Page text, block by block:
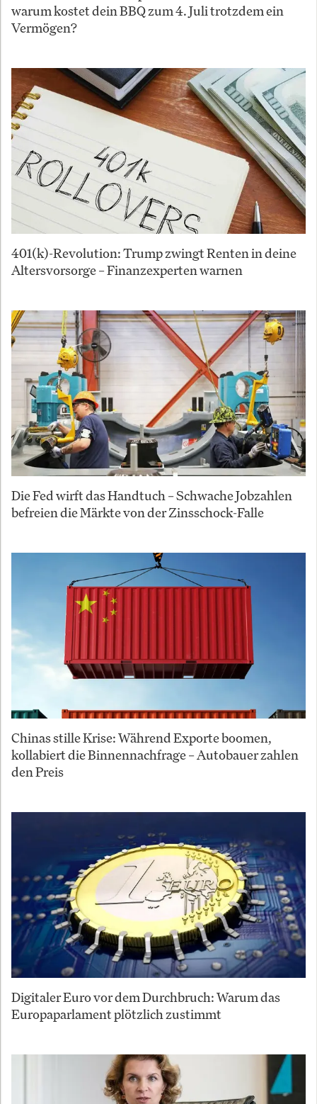
warum kostet dein BBQ zum 4. Juli trotzdem ein
Vermögen?
401(k)-Revolution: Trump zwingt Renten in deine
Altersvorsorge – Finanzexperten warnen
Die Fed wirft das Handtuch – Schwache Jobzahlen
befreien die Märkte von der Zinsschock-Falle
Chinas stille Krise: Während Exporte boomen,
kollabiert die Binnennachfrage – Autobauer zahlen
den Preis
Digitaler Euro vor dem Durchbruch: Warum das
Europaparlament plötzlich zustimmt